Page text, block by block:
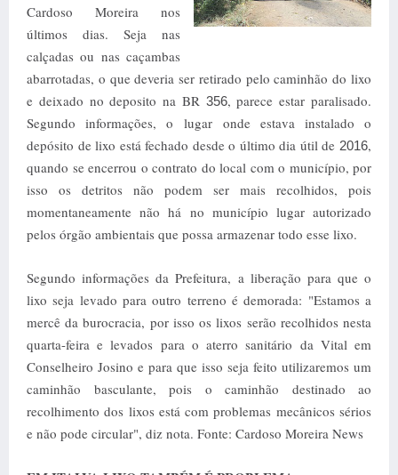
Cardoso Moreira nos
últimos dias. Seja nas
calçadas ou nas caçambas
abarrotadas, o que deveria ser retirado pelo caminhão do lixo
e deixado no deposito na BR 356, parece estar paralisado.
Segundo informações, o lugar onde estava instalado o
depósito de lixo está fechado desde o último dia útil de 2016,
quando se encerrou o contrato do local com o município, por
isso os detritos não podem ser mais recolhidos, pois
momentaneamente não há no município lugar autorizado
pelos órgão ambientais que possa armazenar todo esse lixo.
Segundo informações da Prefeitura, a liberação para que o
lixo seja levado para outro terreno é demorada: "Estamos a
mercê da burocracia, por isso os lixos serão recolhidos nesta
quarta-feira e levados para o aterro sanitário da Vital em
Conselheiro Josino e para que isso seja feito utilizaremos um
caminhão basculante, pois o caminhão destinado ao
recolhimento dos lixos está com problemas mecânicos sérios
e não pode circular", diz nota. Fonte: Cardoso Moreira News